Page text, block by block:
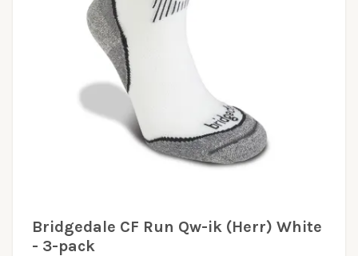
Bridgedale CF Run Qw-ik (Herr) White
- 3-pack